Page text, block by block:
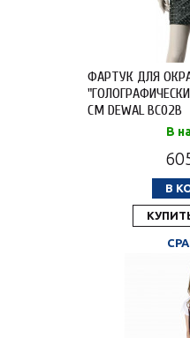
ФАРТУК ДЛЯ
СМ DEWAL BC02B
В
В